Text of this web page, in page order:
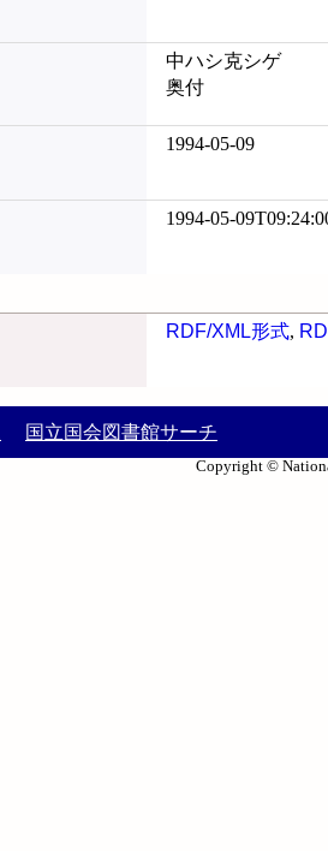
中ハシ克シゲ
奥付
1994-05-09
1994-05-
RDF/XML形式,
国立国会図書館サーチ
Copyright ©